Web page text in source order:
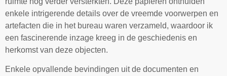
enkele intrigerende details over de vreemde voorwerpen en
artefacten die in het bureau waren verzameld, waardoor ik
een fascinerende inzage kreeg in de geschiedenis en
herkomst van deze objecten.
Enkele opvallende bevindingen uit de documenten en